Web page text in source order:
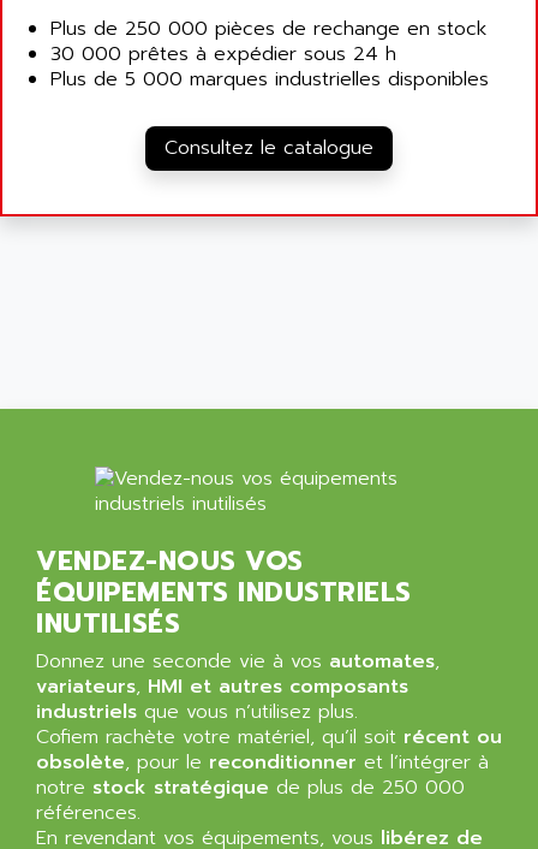
BUC
RAC3
AC SERVO
AXODYN
SMD
DBS
ESG
TP27
MOVIDRIVE
MDS
COMBIVERT
COMBIVERT S4
VSF
TI-305
DIAS
AMP
AMP DISPLAY
AMPEREX
AMPEX
AMPHENOL
AMPLICON
ANALOG DEVICES
ANALOGIC
ANATEL
ANCA
ANDERS ELECTRONICS
ANDERSON POWER PRODUCTS
ANDERSON-NEGELE
ANDRON
ANELEC
Plus de 250 000 pièces de rechange en stock
30 000 prêtes à expédier sous 24 h
Plus de 5 000 marques industrielles disponibles
Consultez le catalogue
VENDEZ-NOUS VOS
ÉQUIPEMENTS INDUSTRIELS
INUTILISÉS
Donnez une seconde vie à vos automates,
variateurs, HMI et autres composants
industriels que vous n’utilisez plus.
Cofiem rachète votre matériel, qu’il soit récent ou
obsolète, pour le reconditionner et l’intégrer à
notre stock stratégique de plus de 250 000
références.
En revendant vos équipements, vous libérez de